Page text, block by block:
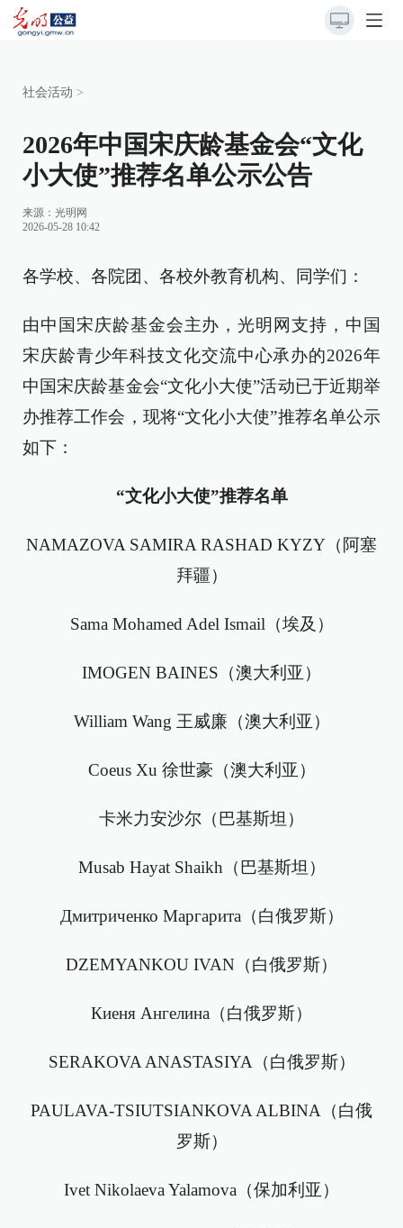
社会活动 >
2026年中国宋庆龄基金会“文化
小大使”推荐名单公示公告
来源： 光明网
2026-05-28 10:42
各学校、各院团、各校外教育机构、同学们：
由中国宋庆龄基金会主办，光明网支持，中国
宋庆龄青少年科技文化交流中心承办的2026年
中国宋庆龄基金会“文化小大使”活动已于近期举
办推荐工作会，现将“文化小大使”推荐名单公示
如下：
“文化小大使”推荐名单
NAMAZOVA SAMIRA RASHAD KYZY（阿塞
拜疆）
Sama Mohamed Adel Ismail（埃及）
IMOGEN BAINES（澳大利亚）
William Wang 王威廉（澳大利亚）
Coeus Xu 徐世豪（澳大利亚）
卡米力安沙尔（巴基斯坦）
Musab Hayat Shaikh（巴基斯坦）
Дмитриченко Маргарита（白俄罗斯）
DZEMYANKOU IVAN（白俄罗斯）
Киеня Ангелина（白俄罗斯）
SERAKOVA ANASTASIYA（白俄罗斯）
PAULAVA-TSIUTSIANKOVA ALBINA（白俄
罗斯）
Ivet Nikolaeva Yalamova（保加利亚）